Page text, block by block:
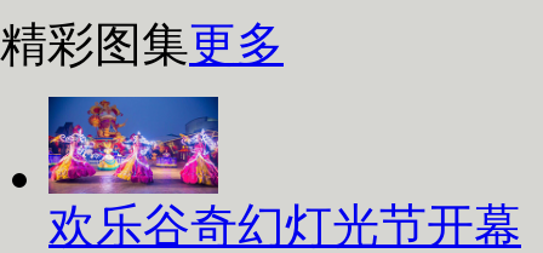
精彩图集更多
欢乐谷奇幻灯光节开幕